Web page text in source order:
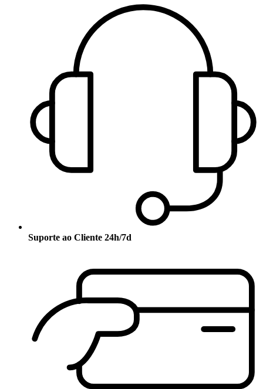
Suporte ao Cliente 24h/7d